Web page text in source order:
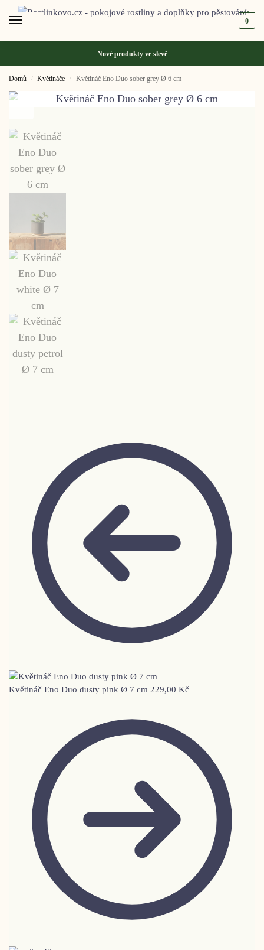
0
Nové produkty ve slevě
Domů / Květináče / Květináč Eno Duo sober grey Ø 6 cm
Květináč Eno Duo dusty pink Ø 7 cm 229,00 Kč